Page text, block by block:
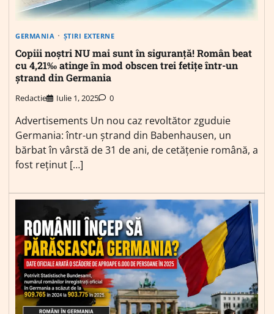
GERMANIA ȘTIRI EXTERNE
Copiii noștri NU mai sunt în siguranță! Român beat
cu 4,21‰ atinge în mod obscen trei fetițe într-un
ștrand din Germania
Redactie Iulie 1, 2025 0
Advertisements Un nou caz revoltător zguduie
Germania: într-un ștrand din Babenhausen, un
bărbat în vârstă de 31 de ani, de cetățenie română, a
fost reținut […]